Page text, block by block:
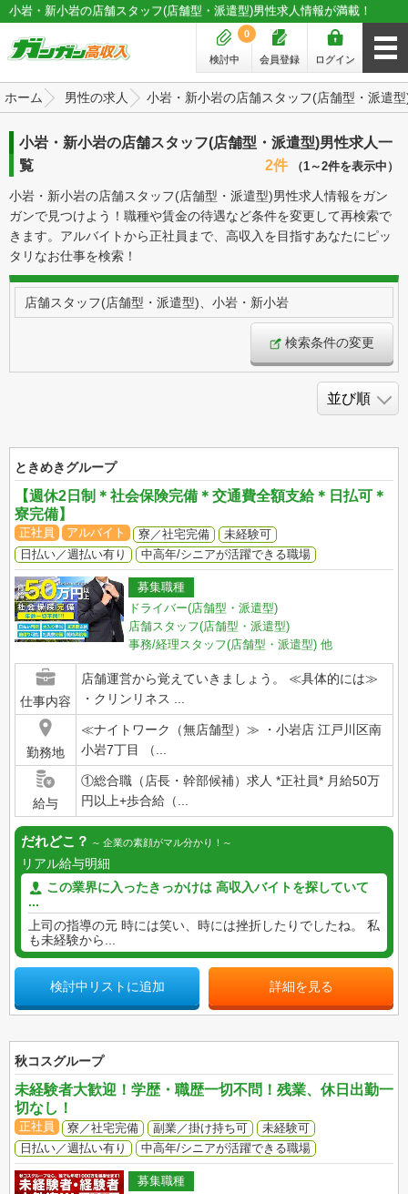
小岩・新小岩の店舗スタッフ(店舗型・派遣型)男性求人情報が満載！
ログイン
会員登録
検討中
0
ホーム 男性の求人 小岩・新小岩の店舗スタッフ(店舗型・派遣
小岩・新小岩の店舗スタッフ(店舗型・派遣型)男性求人一
覧
2件 （1～2件を表示中）
小岩・新小岩の店舗スタッフ(店舗型・派遣型)男性求人情報をガン
ガンで見つけよう！職種や賃金の待遇など条件を変更して再検索で
きます。アルバイトから正社員まで、高収入を目指すあなたにピッ
タリなお仕事を検索！
店舗スタッフ(店舗型・派遣型)、小岩・新小岩
検索条件の変更
ときめきグループ
【週休2日制＊社会保険完備＊交通費全額支給＊日払可＊
寮完備】
正社員 アルバイト 寮／社宅完備
未経験可
日払い／週払い有り
中高年/シニアが活躍できる職場
募集職種
ドライバー(店舗型・派遣型)
店舗スタッフ(店舗型・派遣型)
事務/経理スタッフ(店舗型・派遣型) 他
仕事内容
店舗運営から覚えていきましょう。 ≪具体的には≫
・クリンリネス ...
勤務地
≪ナイトワーク（無店舗型）≫ ・小岩店 江戸川区南
小岩7丁目 （...
給与
①総合職（店長・幹部候補）求人 *正社員* 月給50万
円以上+歩合給（...
だれどこ？ 企業の素顔がマル分かり！
リアル給与明細
この業界に入ったきっかけは 高収入バイトを探していて
...
上司の指導の元 時には笑い、時には挫折したりでしたね。 私
も未経験から...
検討中リストに追加 詳細を見る
秋コスグループ
未経験者大歓迎！学歴・職歴一切不問！残業、休日出勤一
切なし！
正社員 寮／社宅完備 副業／掛け持ち可
未経験可
日払い／週払い有り
中高年/シニアが活躍できる職場
募集職種